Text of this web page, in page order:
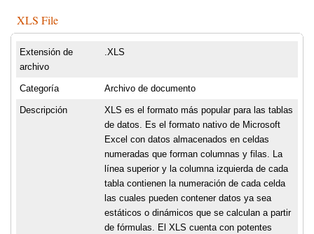
XLS File
Extensión de
archivo
.XLS
Categoría Archivo de documento
Descripción
XLS es el formato más popular para las tablas
de datos. Es el formato nativo de Microsoft
Excel con datos almacenados en celdas
numeradas que forman columnas y filas. La
línea superior y la columna izquierda de cada
tabla contienen la numeración de cada celda
las cuales pueden contener datos ya sea
estáticos o dinámicos que se calculan a partir
de fórmulas. El XLS cuenta con potentes